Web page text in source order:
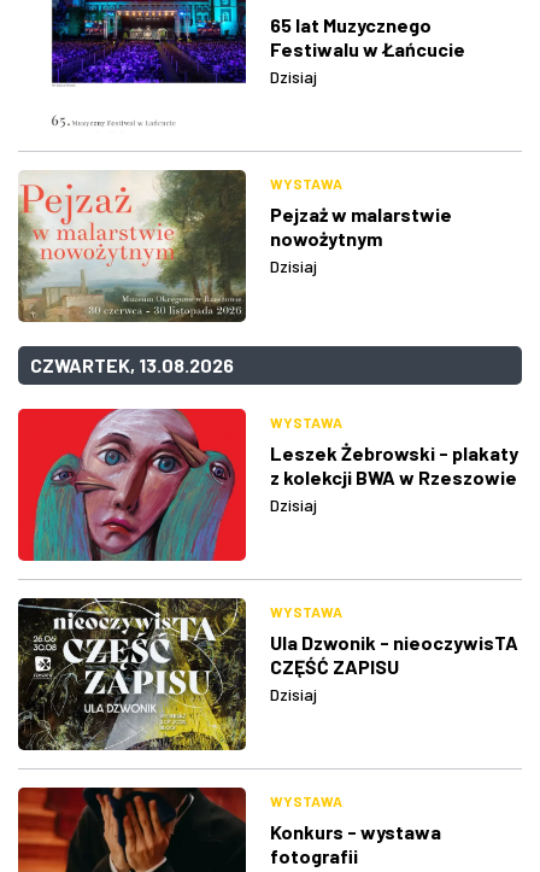
65 lat Muzycznego
Festiwalu w Łańcucie
Dzisiaj
WYSTAWA
Pejzaż w malarstwie
nowożytnym
Dzisiaj
CZWARTEK, 13.08.2026
WYSTAWA
Leszek Żebrowski - plakaty
z kolekcji BWA w Rzeszowie
Dzisiaj
WYSTAWA
Ula Dzwonik - nieoczywisTA
CZĘŚĆ ZAPISU
Dzisiaj
WYSTAWA
Konkurs - wystawa
fotografii